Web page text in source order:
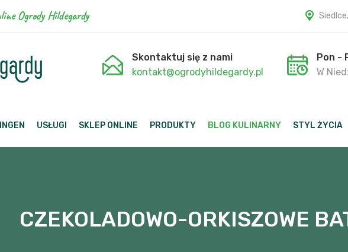
Ogrody Hildegardy
Skontaktuj się z nami
kontakt@ogrodyhildegardy.pl
Pon -
W
USŁUGI SKLEP ONLINE PRODUKTY BLOG KULINARNY STYL ŻYCIA
CZEKOLADOWO-ORKISZOWE